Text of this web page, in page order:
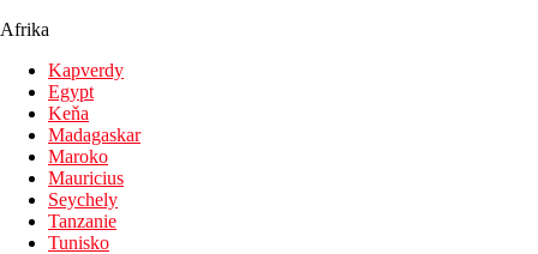
Afrika
Kapverdy
Egypt
Keňa
Madagaskar
Maroko
Mauricius
Seychely
Tanzanie
Tunisko